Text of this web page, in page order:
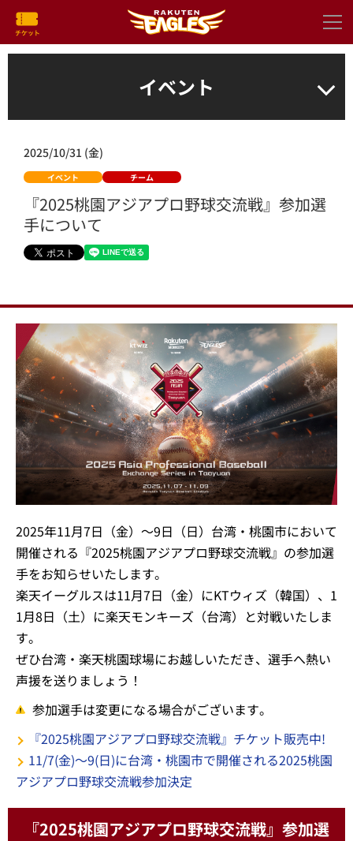
イベント
2025/10/31 (金)
イベント チーム
『2025桃園アジアプロ野球交流戦』参加選
手について
2025年11月7日（金）～9日（日）台湾・桃園市において
開催される『2025桃園アジアプロ野球交流戦』の参加選
手をお知らせいたします。
楽天イーグルスは11月7日（金）にKTウィズ（韓国）、1
1月8日（土）に楽天モンキーズ（台湾）と対戦いたしま
す。
ぜひ台湾・楽天桃園球場にお越しいただき、選手へ熱い
声援を送りましょう！
参加選手は変更になる場合がございます。
『2025桃園アジアプロ野球交流戦』チケット販売中!
11/7(金)～9(日)に台湾・桃園市で開催される2025桃園
アジアプロ野球交流戦参加決定
『2025桃園アジアプロ野球交流戦』参加選